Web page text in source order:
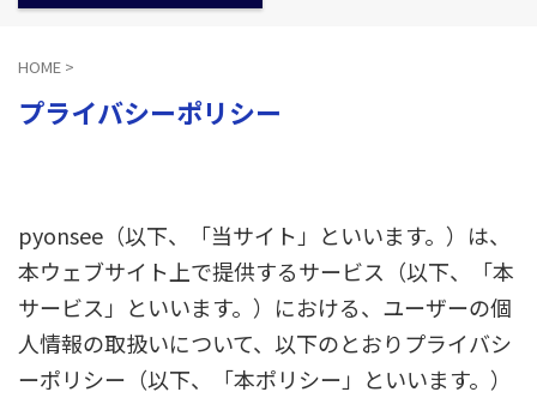
HOME >
プライバシーポリシー
pyonsee（以下、「当サイト」といいます。）は、
本ウェブサイト上で提供するサービス（以下、「本
サービス」といいます。）における、ユーザーの個
人情報の取扱いについて、以下のとおりプライバシ
ーポリシー（以下、「本ポリシー」といいます。）